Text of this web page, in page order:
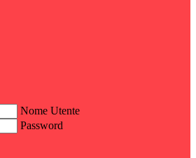
Nome Utente
Password